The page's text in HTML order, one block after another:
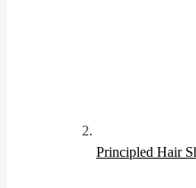
Principled Hair